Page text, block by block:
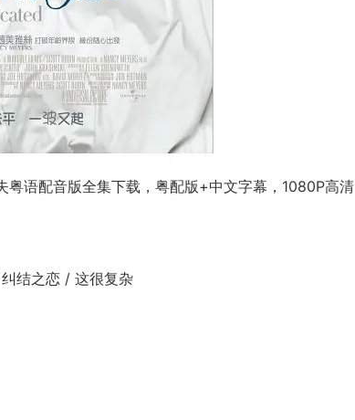
语配音版全集下载，粤配版+中文字幕，1080P高清
结之恋 / 这很复杂